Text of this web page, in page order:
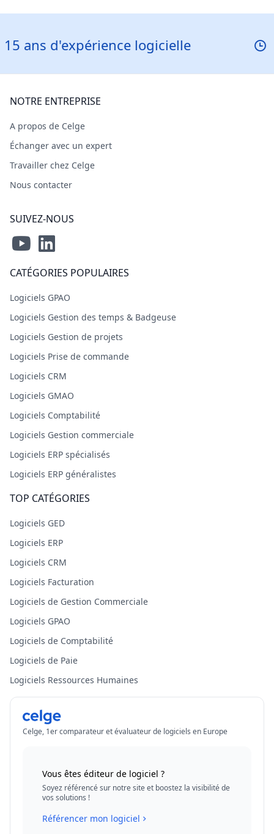
logicielle
NOTRE ENTREPRISE
A propos de Celge
Échanger avec un expert
Travailler chez Celge
Nous contacter
SUIVEZ-NOUS
CATÉGORIES POPULAIRES
Logiciels GPAO
Logiciels Gestion des temps & Badgeuse
Logiciels Gestion de projets
Logiciels Prise de commande
Logiciels CRM
Logiciels GMAO
Logiciels Comptabilité
Logiciels Gestion commerciale
Logiciels ERP spécialisés
Logiciels ERP généralistes
TOP CATÉGORIES
Logiciels GED
Logiciels ERP
Logiciels CRM
Logiciels Facturation
Logiciels de Gestion Commerciale
Logiciels GPAO
Logiciels de Comptabilité
Logiciels de Paie
Logiciels Ressources Humaines
Celge, 1er comparateur et évaluateur de logiciels en Europe
Vous êtes éditeur de logiciel ?
Soyez référencé sur notre site et boostez la visibilité de
vos solutions !
Référencer mon logiciel